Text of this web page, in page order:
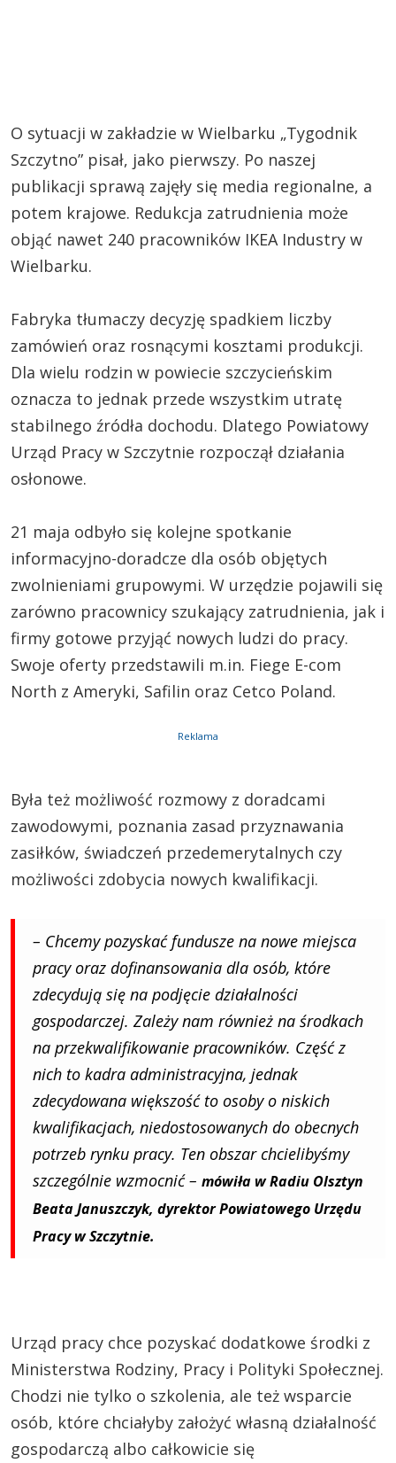
O sytuacji w zakładzie w Wielbarku „Tygodnik
Szczytno” pisał, jako pierwszy. Po naszej
publikacji sprawą zajęły się media regionalne, a
potem krajowe. Redukcja zatrudnienia może
objąć nawet 240 pracowników IKEA Industry w
Wielbarku.
Fabryka tłumaczy decyzję spadkiem liczby
zamówień oraz rosnącymi kosztami produkcji.
Dla wielu rodzin w powiecie szczycieńskim
oznacza to jednak przede wszystkim utratę
stabilnego źródła dochodu. Dlatego Powiatowy
Urząd Pracy w Szczytnie rozpoczął działania
osłonowe.
21 maja odbyło się kolejne spotkanie
informacyjno-doradcze dla osób objętych
zwolnieniami grupowymi. W urzędzie pojawili się
zarówno pracownicy szukający zatrudnienia, jak i
firmy gotowe przyjąć nowych ludzi do pracy.
Swoje oferty przedstawili m.in. Fiege E-com
North z Ameryki, Safilin oraz Cetco Poland.
Reklama
Była też możliwość rozmowy z doradcami
zawodowymi, poznania zasad przyznawania
zasiłków, świadczeń przedemerytalnych czy
możliwości zdobycia nowych kwalifikacji.
– Chcemy pozyskać fundusze na nowe miejsca
pracy oraz dofinansowania dla osób, które
zdecydują się na podjęcie działalności
gospodarczej. Zależy nam również na środkach
na przekwalifikowanie pracowników. Część z
nich to kadra administracyjna, jednak
zdecydowana większość to osoby o niskich
kwalifikacjach, niedostosowanych do obecnych
potrzeb rynku pracy. Ten obszar chcielibyśmy
szczególnie wzmocnić – mówiła w Radiu Olsztyn
Beata Januszczyk, dyrektor Powiatowego Urzędu
Pracy w Szczytnie.
Urząd pracy chce pozyskać dodatkowe środki z
Ministerstwa Rodziny, Pracy i Polityki Społecznej.
Chodzi nie tylko o szkolenia, ale też wsparcie
osób, które chciałyby założyć własną działalność
gospodarczą albo całkowicie się